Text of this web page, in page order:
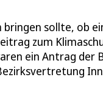
sollte, ob
zum
ein Antrag